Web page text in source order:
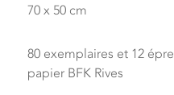
70 x 50 cm
80 exemplaires et 12
papier BFK Rives